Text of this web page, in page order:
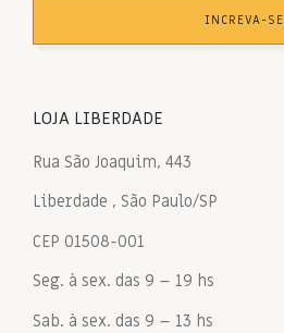
INCREVA-SE
LOJA LIBERDADE
Rua São Joaquim, 443
Liberdade , São Paulo/SP
CEP 01508-001
Seg. à sex. das 9 – 19 hs
Sab. à sex. das 9 – 13 hs